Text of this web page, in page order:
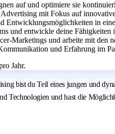
auf und optimiere sie
Advertising mit Fokus auf
Entwicklungsmöglichkeiten in
und entwickle deine Fähigkeiten
Marketings und arbeite mit den
und Erfahrung im
Jahr.
bist du Teil eines jungen und
Technologien und hast die